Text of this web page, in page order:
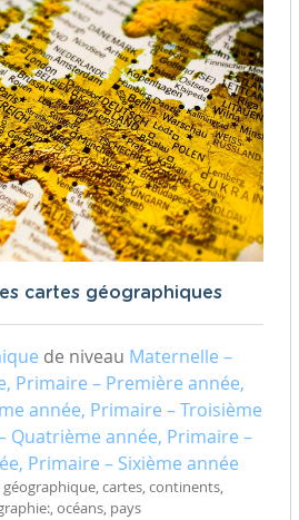
cartes géographiques
de niveau Maternelle –
Primaire – Première année,
année, Primaire – Troisième
Quatrième année, Primaire –
Primaire – Sixième année
géographique, cartes, continents,
océans, pays